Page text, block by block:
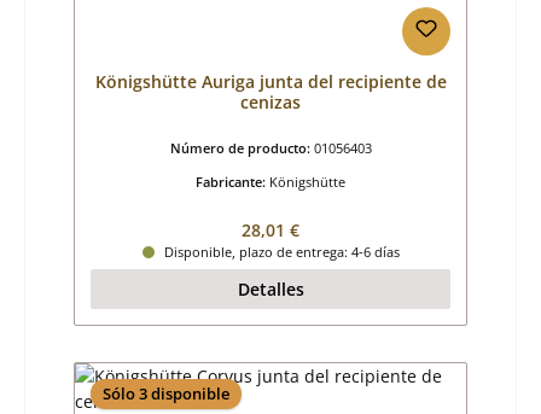
Königshütte Auriga junta del recipiente de
cenizas
Número de producto: 01056403
Fabricante: Königshütte
Precio normal:
28,01 €
Disponible, plazo de entrega: 4-6 días
Detalles
Sólo 3 disponible